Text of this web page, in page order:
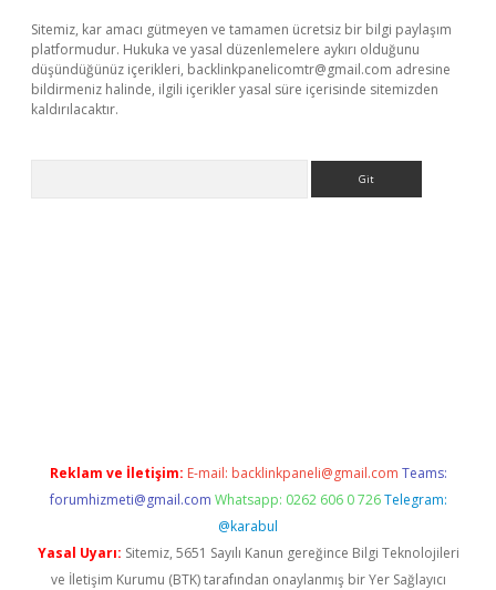
Sitemiz, kar amacı gütmeyen ve tamamen ücretsiz bir bilgi paylaşım
platformudur. Hukuka ve yasal düzenlemelere aykırı olduğunu
düşündüğünüz içerikleri, backlinkpanelicomtr@gmail.com adresine
bildirmeniz halinde, ilgili içerikler yasal süre içerisinde sitemizden
kaldırılacaktır.
Reklam ve İletişim: E-mail: backlinkpaneli@gmail.com Teams:
forumhizmeti@gmail.com Whatsapp: 0262 606 0 726 Telegram:
@karabul
Yasal Uyarı: Sitemiz, 5651 Sayılı Kanun gereğince Bilgi Teknolojileri
ve İletişim Kurumu (BTK) tarafından onaylanmış bir Yer Sağlayıcı